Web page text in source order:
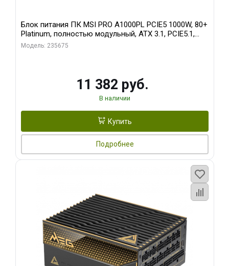
Блок питания ПК MSI PRO A1000PL PCIE5 1000W, 80+
Platinum, полностью модульный, ATX 3.1, PCIE5.1,
RTL
Модель: 235675
11 382 руб.
В наличии
Купить
Подробнее